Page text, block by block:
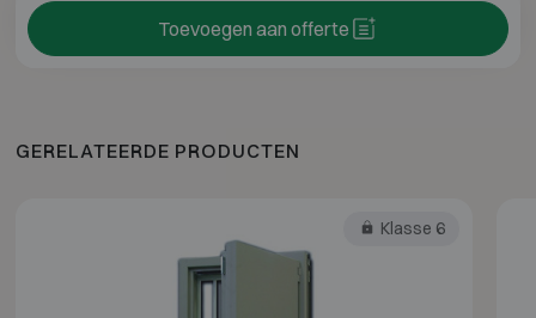
Toevoegen aan offerte
GERELATEERDE PRODUCTEN
Klasse 6